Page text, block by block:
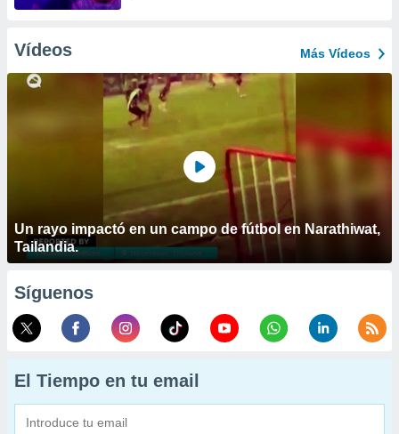
Vídeos Más Vídeos
Un rayo impactó en un campo de fútbol en Narathiwat,
Tailandia.
Síguenos
El Tiempo en tu email